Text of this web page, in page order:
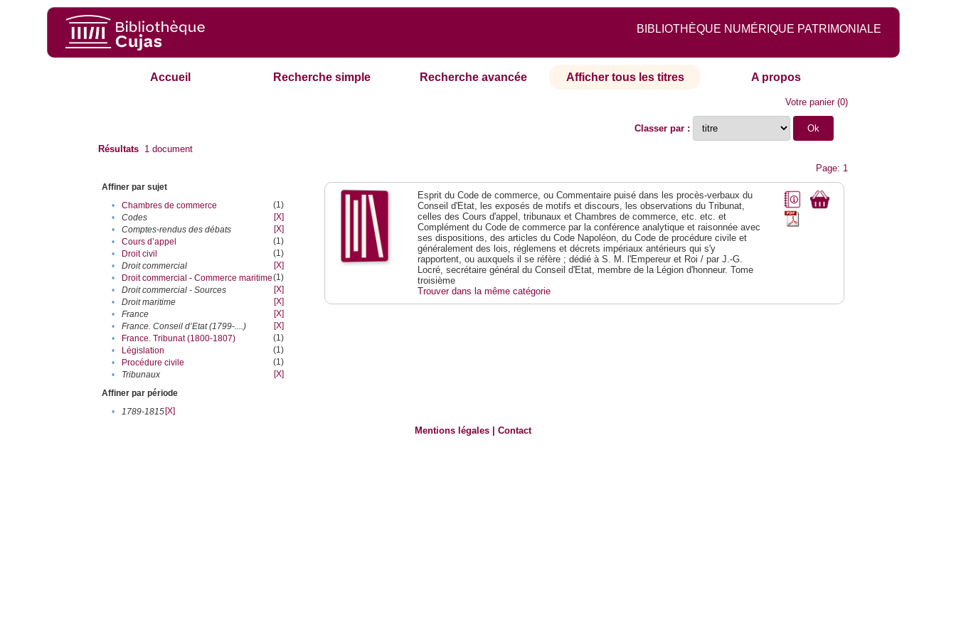
BIBLIOTHÈQUE NUMÉRIQUE PATRIMONIALE
Accueil Recherche simple Recherche avancée Afficher tous les titres A propos
Votre panier(0)
Classer par :
Résultats 1 document
Page: 1
Affiner par sujet
•
Chambres de commerce
(1)
•
Codes
[X]
•
Comptes-rendus des débats
[X]
•
Cours d’appel
(1)
•
Droit civil
(1)
•
Droit commercial
[X]
•
Droit commercial - Commerce maritime(1)
•
Droit commercial - Sources
[X]
•
Droit maritime
[X]
•
France
[X]
•
France. Conseil d’Etat (1799-....)
[X]
•
France. Tribunat (1800-1807)
(1)
•
Législation
(1)
•
Procédure civile
(1)
•
Tribunaux
[X]
Affiner par période
•
1789-1815[X]
Esprit du Code de commerce, ou Commentaire puisé dans les procès-verbaux du
Conseil d'Etat, les exposés de motifs et discours, les observations du Tribunat,
celles des Cours d'appel, tribunaux et Chambres de commerce, etc. etc. et
Complément du Code de commerce par la conférence analytique et raisonnée avec
ses dispositions, des articles du Code Napoléon, du Code de procédure civile et
généralement des lois, réglemens et décrets impériaux antérieurs qui s'y
rapportent, ou auxquels il se réfère ; dédié à S. M. l'Empereur et Roi / par J.-G.
Locré, secrétaire général du Conseil d'Etat, membre de la Légion d'honneur. Tome
troisième
Trouver dans la même catégorie
Mentions légales |Contact